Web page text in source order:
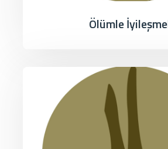
Ölümle